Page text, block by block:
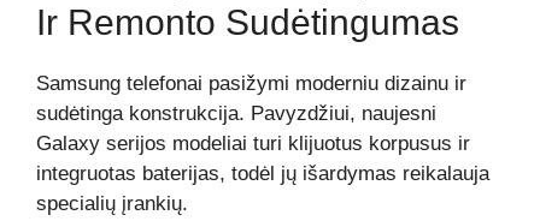
Ir Remonto Sudėtingumas
Samsung telefonai pasižymi moderniu dizainu ir
sudėtinga konstrukcija. Pavyzdžiui, naujesni
Galaxy serijos modeliai turi klijuotus korpusus ir
integruotas baterijas, todėl jų išardymas reikalauja
specialių įrankių.